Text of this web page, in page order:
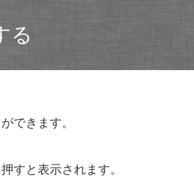
る
できます。
すと表示されます。